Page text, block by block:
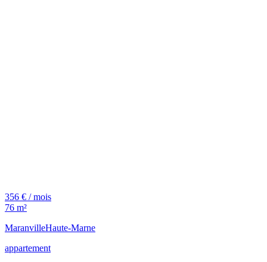
356 € / mois
76 m²
MaranvilleHaute-Marne
appartement